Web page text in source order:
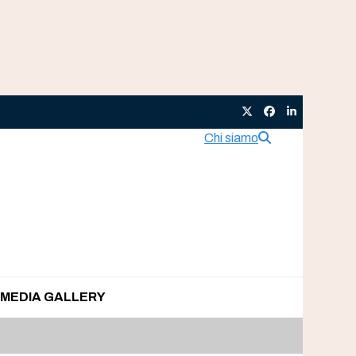
TwitterFacebook
LinkedIn
Chi siamo
MEDIA GALLERY